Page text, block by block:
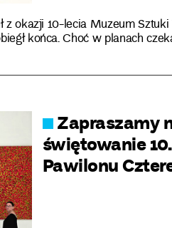
okazji 10-lecia Muzeum Sztuki
końca. Choć w planach
Zapraszamy
świętowanie
Pawilonu